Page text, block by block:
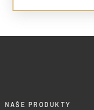
NAŠE PRODUKTY